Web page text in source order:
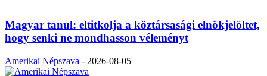
Magyar tanul: eltitkolja a köztársasági elnökjelöltet,
hogy senki ne mondhasson véleményt
Amerikai Népszava - 2026-08-05